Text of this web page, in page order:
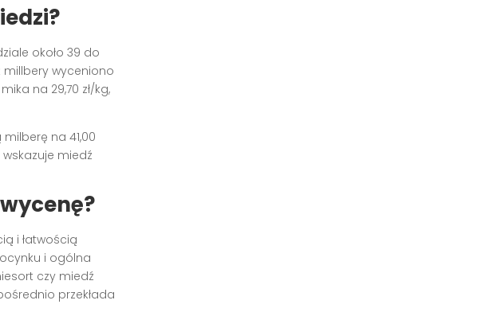
około 39 do
millbery wyceniono
na 29,70 zł/kg,
na 41,00
wskazuje miedź
i łatwością
i ogólna
czy miedź
przekłada